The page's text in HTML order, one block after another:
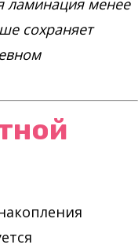
ламинация менее
сохраняет